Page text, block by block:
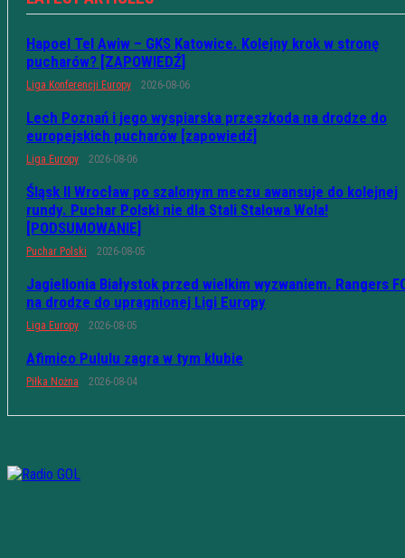
Hapoel Tel Awiw – GKS Katowice. Kolejny krok w stronę
pucharów? [ZAPOWIEDŹ]
Liga Konferencji Europy 2026-08-06
Lech Poznań i jego wyspiarska przeszkoda na drodze do
europejskich pucharów [zapowiedź]
Liga Europy 2026-08-06
Śląsk II Wrocław po szalonym meczu awansuje do kolejnej
rundy. Puchar Polski nie dla Stali Stalowa Wola!
[PODSUMOWANIE]
Puchar Polski 2026-08-05
Jagiellonia Białystok przed wielkim wyzwaniem. Rangers
na drodze do upragnionej Ligi Europy
Liga Europy 2026-08-05
Afimico Pululu zagra w tym klubie
Piłka Nożna 2026-08-04